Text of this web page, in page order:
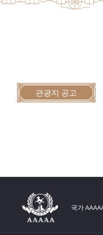
관광지 공고
국가